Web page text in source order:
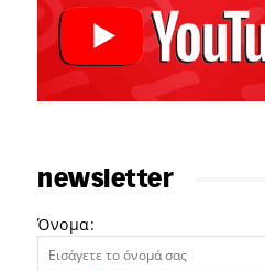
newsletter
Όνομα: